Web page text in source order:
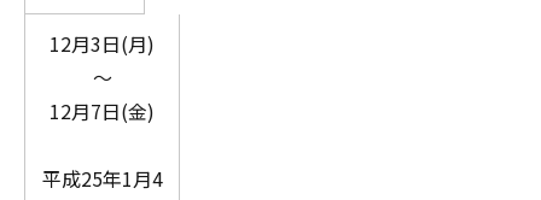
12月3日(月)
～
12月7日(金)
平成25年1月4